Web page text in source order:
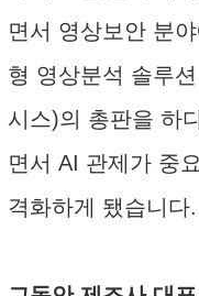
면서 영상보안 분
형 영상분석 솔루
시스)의 총판을 하
면서 AI 관제가 중
격화하게 됐습니다.